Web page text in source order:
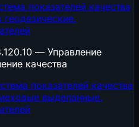
показателей качества
— Управление
качества
показателей качества
выделанные.